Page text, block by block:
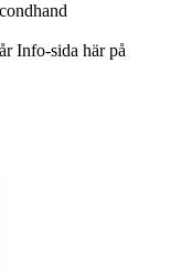
Info-sida här på